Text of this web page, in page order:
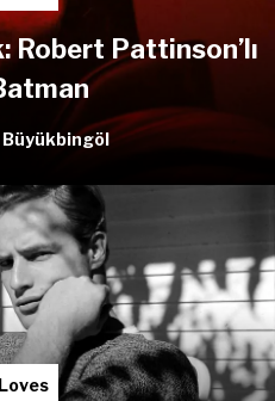
Robert Pattinson’lı
Büyükbingöl